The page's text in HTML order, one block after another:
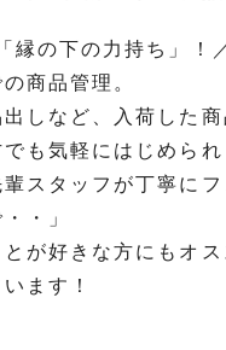
縁の下の力持ち」！
商品管理。
しなど、入荷した
も気軽にはじめられ
スタッフが丁寧に
・」
が好きな方にもオ
ます！